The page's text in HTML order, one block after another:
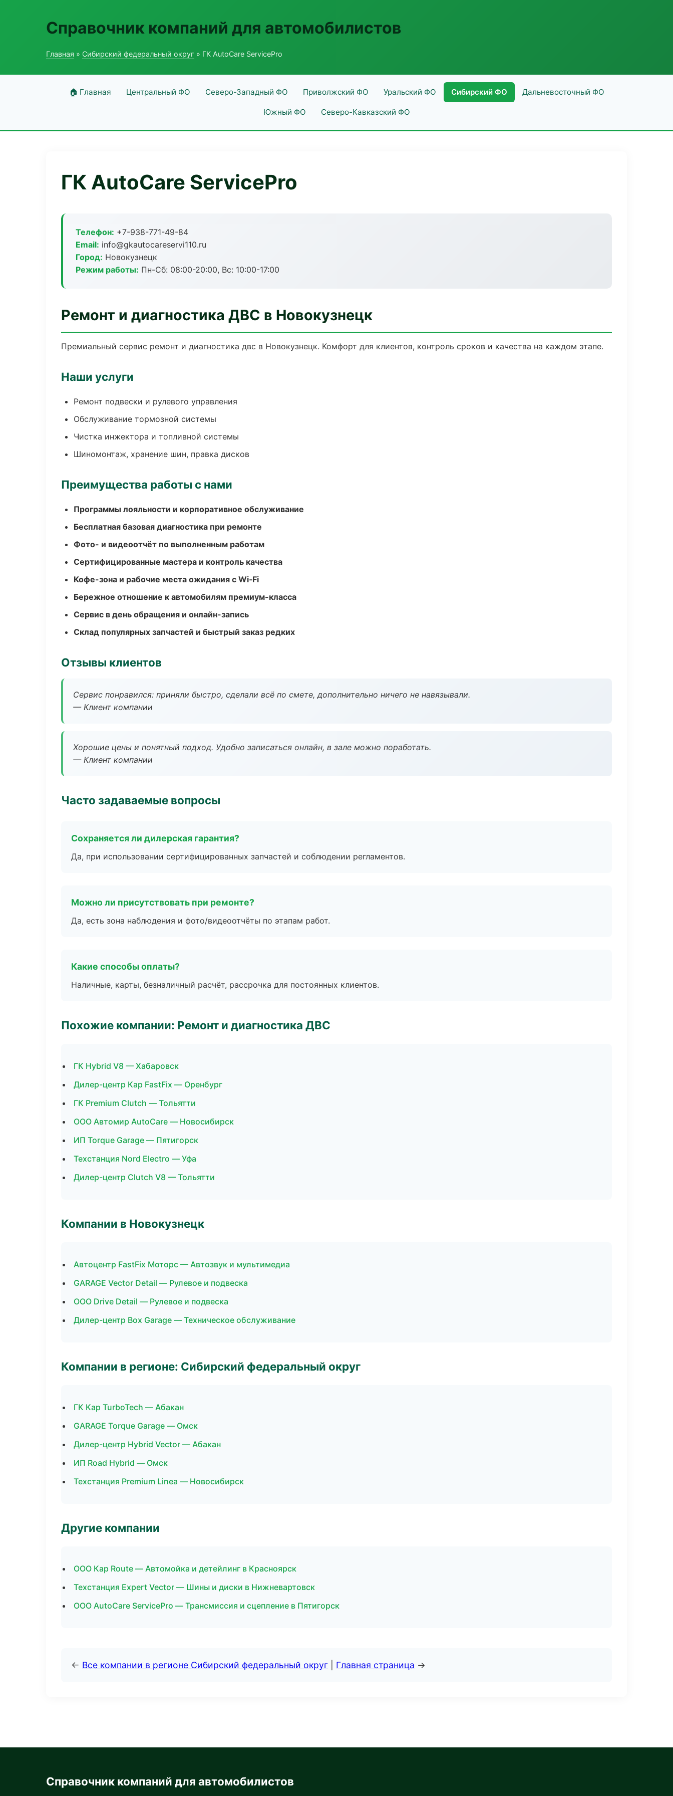
Справочник компаний для автомобилистов
Главная » Сибирский федеральный округ » ГК AutoCare ServicePro
🏠 Главная Центральный ФО Северо-Западный ФО Приволжский ФО Уральский ФО Сибирский ФО Дальневосточный ФО
Южный ФО Северо-Кавказский ФО
ГК AutoCare ServicePro
Телефон: +7-938-771-49-84
Email: info@gkautocareservi110.ru
Город: Новокузнецк
Режим работы: Пн-Сб: 08:00-20:00, Вс: 10:00-17:00
Ремонт и диагностика ДВС в Новокузнецк
Премиальный сервис ремонт и диагностика двс в Новокузнецк. Комфорт для клиентов, контроль сроков и качества на каждом этапе.
Наши услуги
Ремонт подвески и рулевого управления
Обслуживание тормозной системы
Чистка инжектора и топливной системы
Шиномонтаж, хранение шин, правка дисков
Преимущества работы с нами
Программы лояльности и корпоративное обслуживание
Бесплатная базовая диагностика при ремонте
Фото- и видеоотчёт по выполненным работам
Сертифицированные мастера и контроль качества
Кофе-зона и рабочие места ожидания с Wi‑Fi
Бережное отношение к автомобилям премиум-класса
Сервис в день обращения и онлайн-запись
Склад популярных запчастей и быстрый заказ редких
Отзывы клиентов
Сервис понравился: приняли быстро, сделали всё по смете, дополнительно ничего не навязывали.
— Клиент компании
Хорошие цены и понятный подход. Удобно записаться онлайн, в зале можно поработать.
— Клиент компании
Часто задаваемые вопросы
Сохраняется ли дилерская гарантия?
Да, при использовании сертифицированных запчастей и соблюдении регламентов.
Можно ли присутствовать при ремонте?
Да, есть зона наблюдения и фото/видеоотчёты по этапам работ.
Какие способы оплаты?
Наличные, карты, безналичный расчёт, рассрочка для постоянных клиентов.
Похожие компании: Ремонт и диагностика ДВС
ГК Hybrid V8 — Хабаровск
Дилер-центр Кар FastFix — Оренбург
ГК Premium Clutch — Тольятти
ООО Автомир AutoCare — Новосибирск
ИП Torque Garage — Пятигорск
Техстанция Nord Electro — Уфа
Дилер-центр Clutch V8 — Тольятти
Компании в Новокузнецк
Автоцентр FastFix Моторс — Автозвук и мультимедиа
GARAGE Vector Detail — Рулевое и подвеска
ООО Drive Detail — Рулевое и подвеска
Дилер-центр Box Garage — Техническое обслуживание
Компании в регионе: Сибирский федеральный округ
ГК Кар TurboTech — Абакан
GARAGE Torque Garage — Омск
Дилер-центр Hybrid Vector — Абакан
ИП Road Hybrid — Омск
Техстанция Premium Linea — Новосибирск
Другие компании
ООО Кар Route — Автомойка и детейлинг в Красноярск
Техстанция Expert Vector — Шины и диски в Нижневартовск
ООО AutoCare ServicePro — Трансмиссия и сцепление в Пятигорск
← Все компании в регионе Сибирский федеральный округ Главная страница →
Справочник компаний для автомобилистов